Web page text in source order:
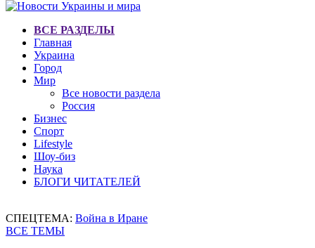
ВСЕ РАЗДЕЛЫ
Главная
Украина
Город
Мир
Все новости раздела
Россия
Бизнес
Спорт
Lifestyle
Шоу-биз
Наука
БЛОГИ ЧИТАТЕЛЕЙ
СПЕЦТЕМА: Война в Иране
ВСЕ ТЕМЫ